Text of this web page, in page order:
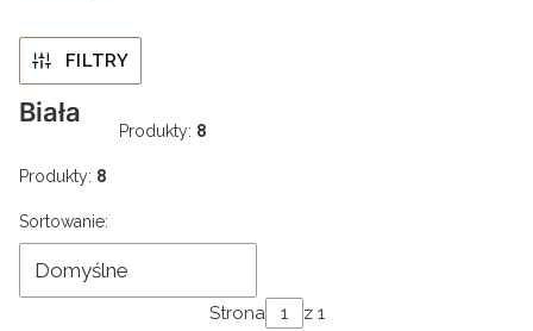
FILTRY
Biała
Produkty: 8
Produkty: 8
Lista produktów
Sortowanie:
Domyślne
Strona z 1